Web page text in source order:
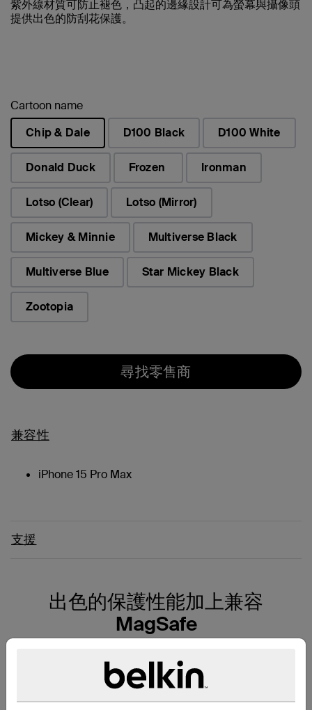
紫外線材質可防止褪色，凸起的邊緣設計可為螢幕與攝像頭
提供出色的防刮花保護。
Cartoon name
Chip & Dale
已選取
D100 Black D100 White
Donald Duck Frozen Ironman
Lotso (Clear) Lotso (Mirror)
Mickey & Minnie Multiverse Black
Multiverse Blue Star Mickey Black
Zootopia
尋找零售商
兼容性
iPhone 15 Pro Max
支援
出色的保護性能加上兼容
MagSafe
兼容 MagSafe 的性能，單手即可輕鬆地將 iPhone 貼合安置，且
在任何環境下均可享受更佳觀看體驗。抗紫外線材質可防止變
黃。將手機正面朝下放置時，輕微凸起的護殼邊緣可防止手機螢